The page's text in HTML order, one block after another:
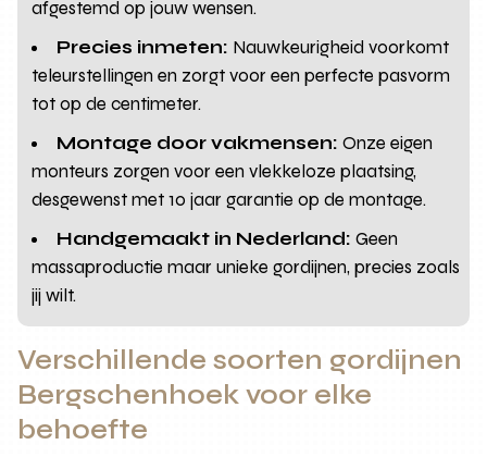
afgestemd op jouw wensen.
Precies inmeten: Nauwkeurigheid voorkomt
teleurstellingen en zorgt voor een perfecte pasvorm
tot op de centimeter.
Montage door vakmensen: Onze eigen
monteurs zorgen voor een vlekkeloze plaatsing,
desgewenst met 10 jaar garantie op de montage.
Handgemaakt in Nederland: Geen
massaproductie maar unieke gordijnen, precies zoals
jij wilt.
Verschillende soorten gordijnen
Bergschenhoek voor elke
behoefte